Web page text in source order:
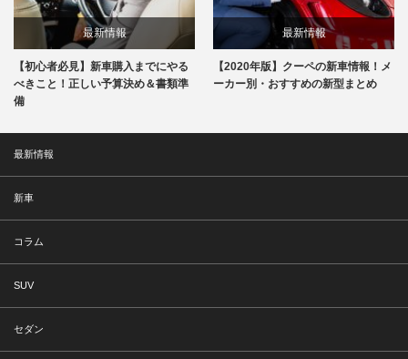
最新情報
【初心者必見】新車購入までにやる
べきこと！正しい予算決め＆書類準
備
最新情報
【2020年版】クーペの新車情報！メ
ーカー別・おすすめの新型まとめ
最新情報
新車
コラム
SUV
セダン